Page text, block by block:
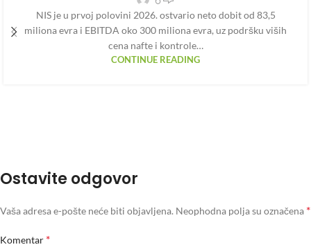
NIS je u prvoj polovini 2026. ostvario neto dobit od 83,5
miliona evra i EBITDA oko 300 miliona evra, uz podršku viših
cena nafte i kontrole…
CONTINUE READING
Ostavite odgovor
Vaša adresa e-pošte neće biti objavljena. Neophodna polja su označena *
Komentar *